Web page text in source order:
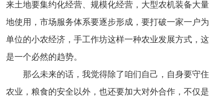
来土地要集约化经营、规模化经营，大型农机装备大量
地使用，市场服务体系要逐步形成，要打破一家一户为
单位的小农经济，手工作坊这样一种农业发展方式，这
是一个必然的趋势。
那么未来的话，我觉得除了咱们自己，自身要守住
农业，粮食的安全以外，也还要加大对外合作，不仅是